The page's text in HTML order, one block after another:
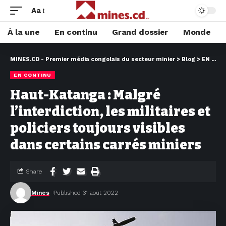
Aa
À la une En continu Grand dossier Monde
MINES.CD - Premier média congolais du secteur minier > Blog > EN CONTINU
EN CONTINU
Haut-Katanga : Malgré
l’interdiction, les militaires et
policiers toujours visibles
dans certains carrés miniers
Mines Published 31 août 2022
Share